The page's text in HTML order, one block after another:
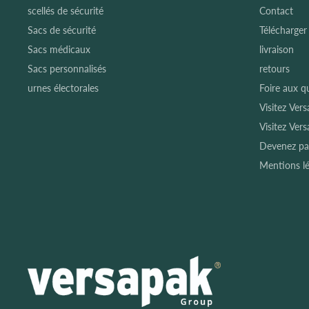
scellés de sécurité
Sacs de sécurité
Sacs médicaux
Sacs personnalisés
urnes électorales
Contact
livraison
retours
Foire aux
Visitez
Visitez
Devenez
Mentions